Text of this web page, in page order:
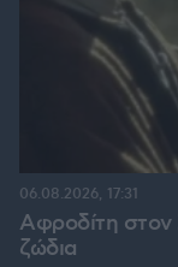
Αφροδίτη
ζώδια
06.08.2026, 17:31